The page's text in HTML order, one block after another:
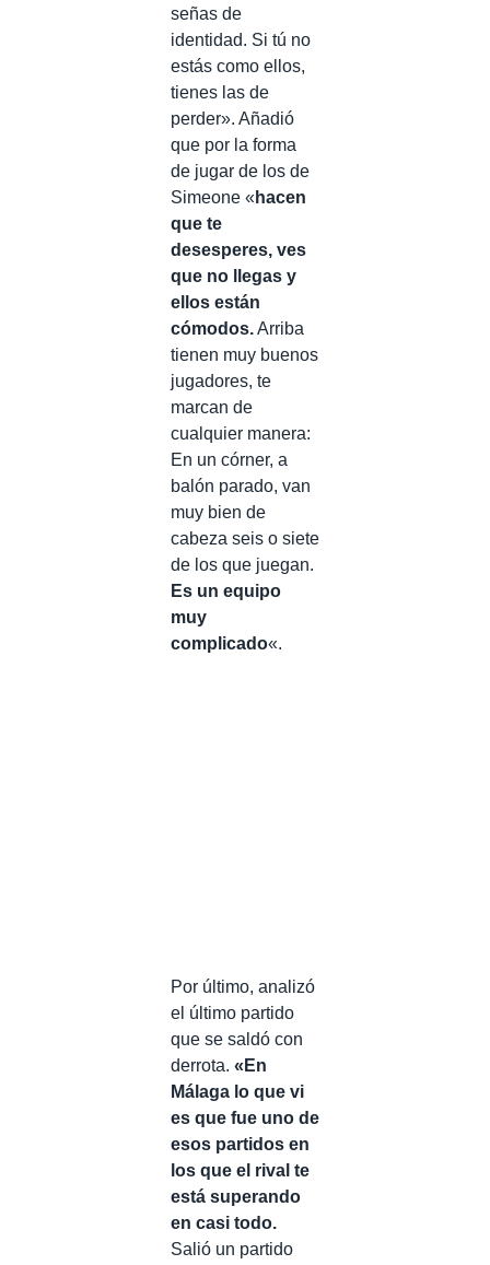
señas de
identidad. Si tú no
estás como ellos,
tienes las de
perder». Añadió
que por la forma
de jugar de los de
Simeone « hacen
que te
desesperes, ves
que no llegas y
ellos están
cómodos.Arriba
tienen muy buenos
jugadores, te
marcan de
cualquier manera:
En un córner, a
balón parado, van
muy bien de
cabeza seis o siete
de los que juegan.
Es un equipo
muy
complicado«.
Por último, analizó
el último partido
que se saldó con
derrota. «En
Málaga lo que vi
es que fue uno de
esos partidos en
los que el rival te
está superando
en casi todo.
Salió un partido